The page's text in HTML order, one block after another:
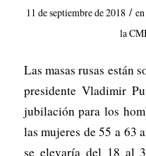
11 de septiembre de 2018 / en
la
Las masas rusas están
presidente Vladimir
jubilación para los
las mujeres de 55 a 63
se elevaría del 18 al